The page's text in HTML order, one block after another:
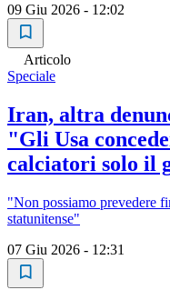
09 Giu 2026 - 12:02
Articolo
Speciale
Iran, altra
"Gli Usa
calciatori solo il
"Non possiamo prevedere
statunitense"
07 Giu 2026 - 12:31